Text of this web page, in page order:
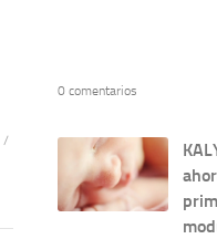
/
0 comentarios